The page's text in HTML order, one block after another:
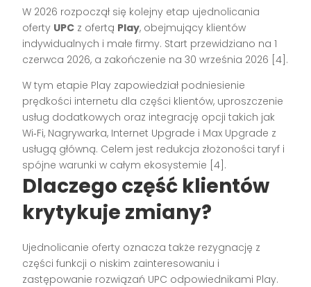
W 2026 rozpoczął się kolejny etap ujednolicania
oferty UPC z ofertą Play, obejmujący klientów
indywidualnych i małe firmy. Start przewidziano na 1
czerwca 2026, a zakończenie na 30 września 2026 [4].
W tym etapie Play zapowiedział podniesienie
prędkości internetu dla części klientów, uproszczenie
usług dodatkowych oraz integrację opcji takich jak
Wi‑Fi, Nagrywarka, Internet Upgrade i Max Upgrade z
usługą główną. Celem jest redukcja złożoności taryf i
spójne warunki w całym ekosystemie [4].
Dlaczego część klientów
krytykuje zmiany?
Ujednolicanie oferty oznacza także rezygnację z
części funkcji o niskim zainteresowaniu i
zastępowanie rozwiązań UPC odpowiednikami Play.